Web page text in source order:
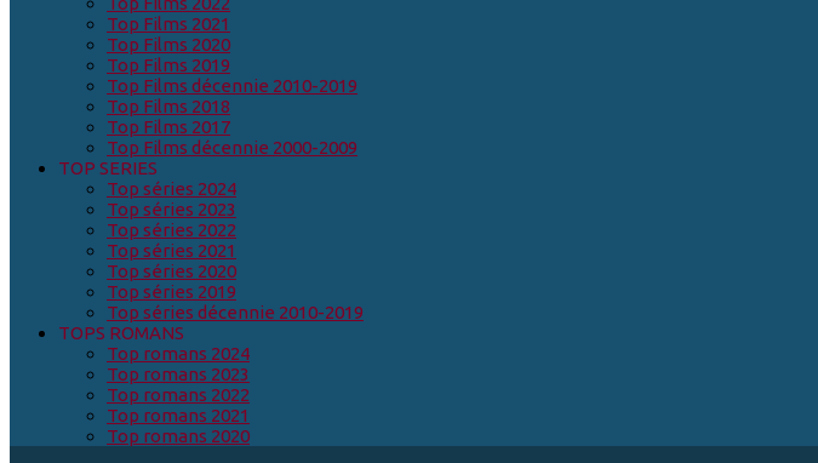
Top Films 2021
Top Films 2020
Top Films 2019
Top Films décennie 2010-2019
Top Films 2018
Top Films 2017
Top Films décennie 2000-2009
TOP SERIES
Top séries 2024
Top séries 2023
Top séries 2022
Top séries 2021
Top séries 2020
Top séries 2019
Top séries décennie 2010-2019
TOPS ROMANS
Top romans 2024
Top romans 2023
Top romans 2022
Top romans 2021
Top romans 2020